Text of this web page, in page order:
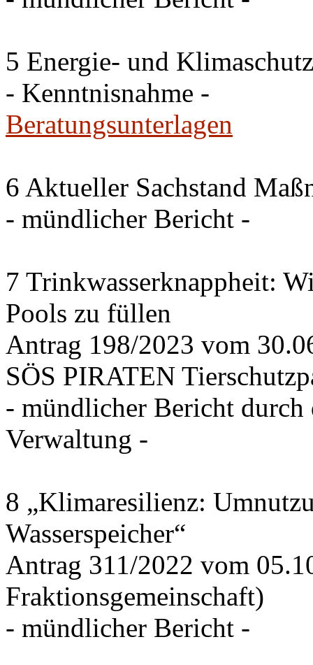
5 Energie- und
- Kenntnisnahme -
Beratungsunterlagen
6 Aktueller Sachstand
- mündlicher Bericht -
7 Trinkwasserknappheit:
Pools zu füllen
Antrag 198/2023 vom
SÖS PIRATEN
- mündlicher Bericht
Verwaltung -
8 „Klimaresilienz:
Wasserspeicher“
Antrag 311/2022 vom
Fraktionsgemeinschaft)
- mündlicher Bericht -